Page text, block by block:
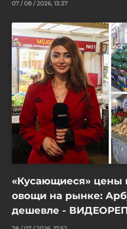
07 / 08 / 2026, 13:37
«Кусающиеся» цены
овощи на рынке:
дешевле -